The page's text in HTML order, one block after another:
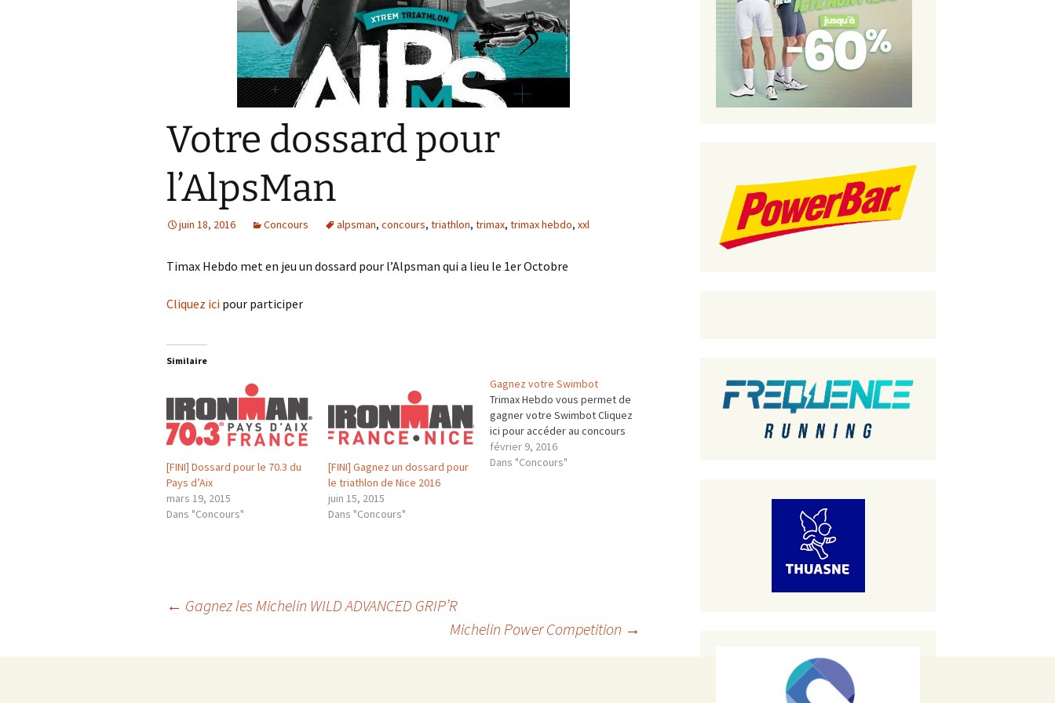
Résultats 2021
Résultats 2020
Résultats 2019
Résultats 2018
Résultats 2015
Résultats 2016
Comptes Rendus
Votre dossard pour
l’AlpsMan
juin 18, 2016 Concours alpsman, concours, triathlon, trimax, trimax hebdo, xxl
Timax Hebdo met en jeu un dossard pour l’Alpsman qui a lieu le 1er Octobre
Cliquez ici pour participer
Similaire
[FINI] Dossard pour le 70.3 du
Pays d’Aix
mars 19, 2015
Dans "Concours"
[FINI] Gagnez un dossard pour
le triathlon de Nice 2016
juin 15, 2015
Dans "Concours"
Gagnez votre Swimbot
Trimax Hebdo vous permet de
gagner votre Swimbot Cliquez
ici pour accéder au concours
février 9, 2016
Dans "Concours"
Navigation
des
← Gagnez les Michelin WILD ADVANCED GRIP’R
Michelin Power Competition →